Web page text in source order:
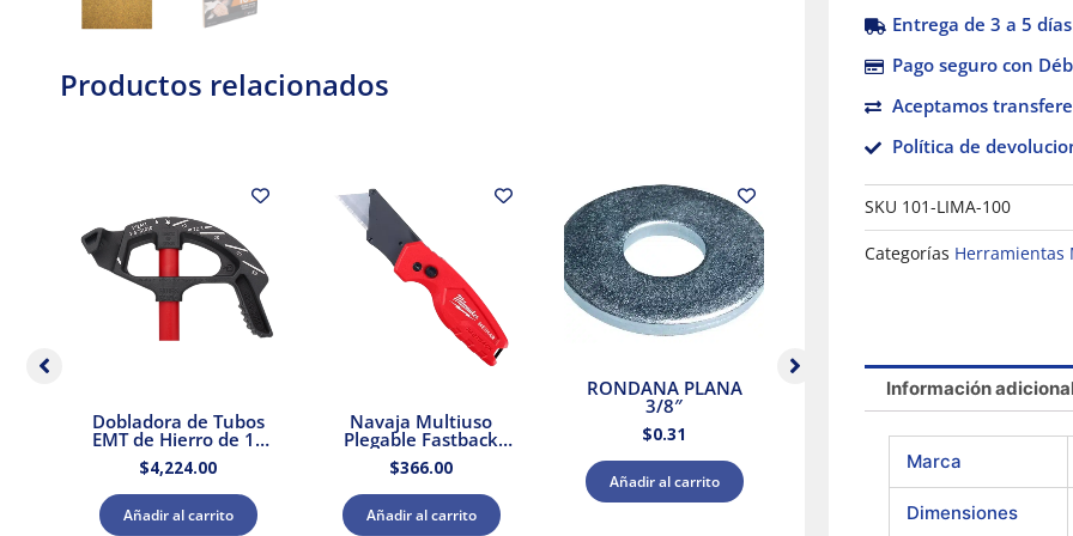
Productos relacionados
Dobladora de Tubos
EMT de Hierro de 1″
Milwaukee 48-22-
4082
$4,224.00
Añadir al carrito
Navaja Multiuso
Plegable Fastback
Milwaukee 48-22-
1500
$366.00
Añadir al carrito
RONDANA PLANA
3/8″
$0.31
Añadir al carrito
6 DPP zanco “T” corte
recto madera Truper
56.14
Añadir al carrito
Entrega de 3 a 5 días
Pago seguro con
Aceptamos
Política de
SKU 101-LIMA-100
Categorías Herramientas
Información
Marca
Dimensiones